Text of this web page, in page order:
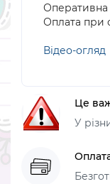
Оперативна
Оплата при
Відео-огляд
Це
У